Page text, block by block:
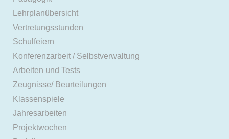
Lehrplanübersicht
Vertretungsstunden
Schulfeiern
Konferenzarbeit / Selbstverwaltung
Arbeiten und Tests
Zeugnisse/ Beurteilungen
Klassenspiele
Jahresarbeiten
Projektwochen